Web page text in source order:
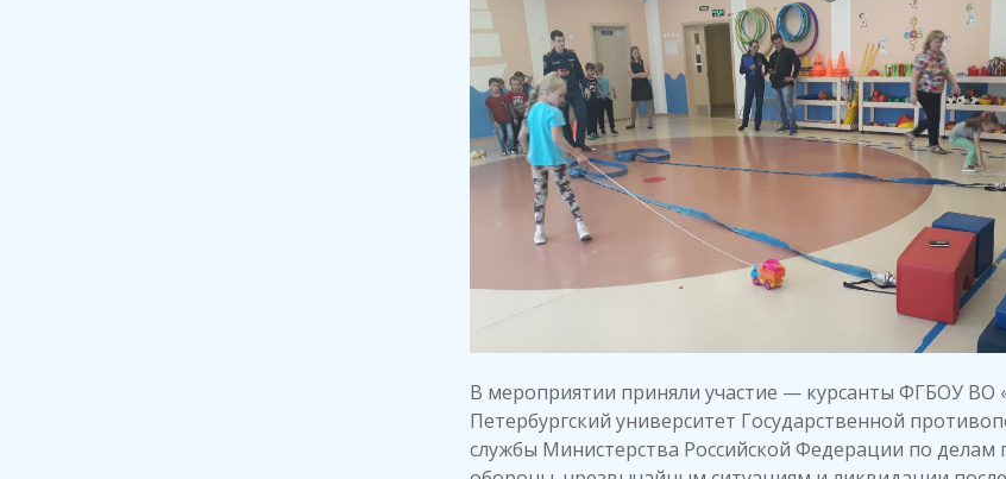
В мероприятии приняли участие — курсанты ФГБОУ ВО
Петербургский университет Государственной
службы Министерства Российской Федерации по делам